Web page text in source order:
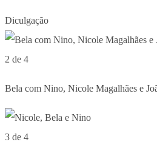
Diculgação
2 de 4
Bela com Nino, Nicole Magalhães e
3 de 4